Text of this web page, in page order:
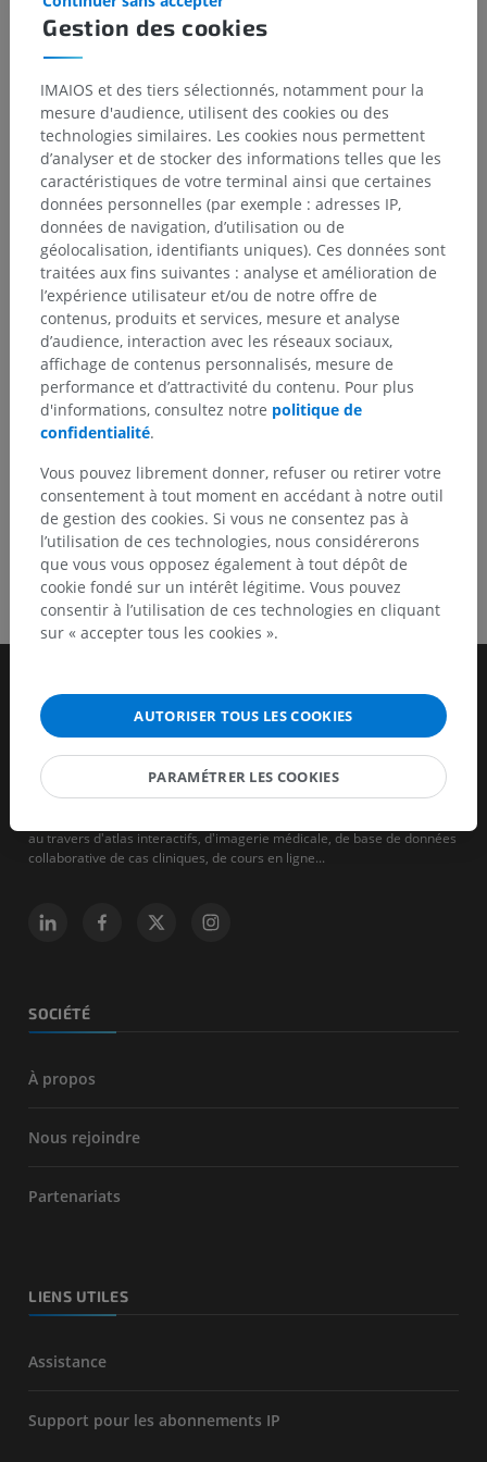
Traductions
Vous avez vu une erreur ?
N’hésitez pas à nous suggérer une correction, une
traduction, une amélioration de contenu.
Signaler un problème
TÉLÉCHARGEZ L'APPLI
IMAIOS est une entreprise qui vise à aider et à former les soignants
au travers d'atlas interactifs, d'imagerie médicale, de base de données
collaborative de cas cliniques, de cours en ligne...
SOCIÉTÉ
À propos
Nous rejoindre
Partenariats
LIENS UTILES
Assistance
Support pour les abonnements IP
Gestion des cookies
IMAIOS et des tiers sélectionnés, notamment pour la
mesure d'audience, utilisent des cookies ou des
technologies similaires. Les cookies nous permettent
d’analyser et de stocker des informations telles que les
caractéristiques de votre terminal ainsi que certaines
données personnelles (par exemple : adresses IP,
données de navigation, d’utilisation ou de
géolocalisation, identifiants uniques). Ces données sont
traitées aux fins suivantes : analyse et amélioration de
l’expérience utilisateur et/ou de notre offre de
contenus, produits et services, mesure et analyse
d’audience, interaction avec les réseaux sociaux,
affichage de contenus personnalisés, mesure de
performance et d’attractivité du contenu. Pour plus
d'informations, consultez notre politique de
confidentialité.
Vous pouvez librement donner, refuser ou retirer votre
consentement à tout moment en accédant à notre outil
de gestion des cookies. Si vous ne consentez pas à
l’utilisation de ces technologies, nous considérerons
que vous vous opposez également à tout dépôt de
cookie fondé sur un intérêt légitime. Vous pouvez
consentir à l’utilisation de ces technologies en cliquant
sur « accepter tous les cookies ».
AUTORISER TOUS LES COOKIES
PARAMÉTRER LES COOKIES